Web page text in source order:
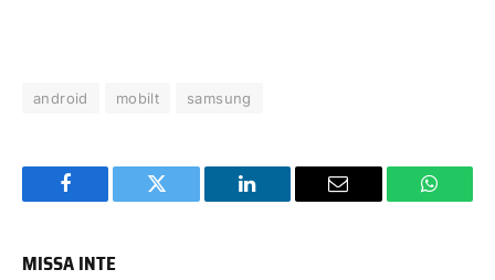
android mobilt samsung
Facebook Twitter LinkedIn Email
MISSA INTE